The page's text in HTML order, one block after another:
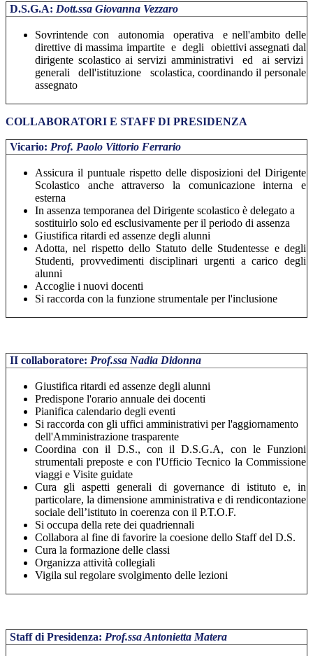
D.S.G.A: Dott.ssa Giovanna Vezzaro
Sovrintende con autonomia operativa e nell'ambito delle
direttive di massima impartite e degli obiettivi assegnati dal
dirigente scolastico ai servizi amministrativi ed ai servizi
generali dell'istituzione scolastica, coordinando il personale
assegnato
COLLABORATORI E STAFF DI PRESIDENZA
Vicario: Prof. Paolo Vittorio Ferrario
Assicura il puntuale rispetto delle disposizioni del Dirigente
Scolastico anche attraverso la comunicazione interna e
esterna
In assenza temporanea del Dirigente scolastico è delegato a
sostituirlo solo ed esclusivamente per il periodo di assenza
Giustifica ritardi ed assenze degli alunni
Adotta, nel rispetto dello Statuto delle Studentesse e degli
Studenti, provvedimenti disciplinari urgenti a carico degli
alunni
Accoglie i nuovi docenti
Si raccorda con la funzione strumentale per l'inclusione
II collaboratore: Prof.ssa Nadia Didonna
Giustifica ritardi ed assenze degli alunni
Predispone l'orario annuale dei docenti
Pianifica calendario degli eventi
Si raccorda con gli uffici amministrativi per l'aggiornamento
dell'Amministrazione trasparente
Coordina con il D.S., con il D.S.G.A, con le Funzioni
strumentali preposte e con l'Ufficio Tecnico la Commissione
viaggi e Visite guidate
Cura gli aspetti generali di governance di istituto e, in
particolare, la dimensione amministrativa e di rendicontazione
sociale dell’istituto in coerenza con il P.T.O.F.
Si occupa della rete dei quadriennali
Collabora al fine di favorire la coesione dello Staff del D.S.
Cura la formazione delle classi
Organizza attività collegiali
Vigila sul regolare svolgimento delle lezioni
Staff di Presidenza: Prof.ssa Antonietta Matera